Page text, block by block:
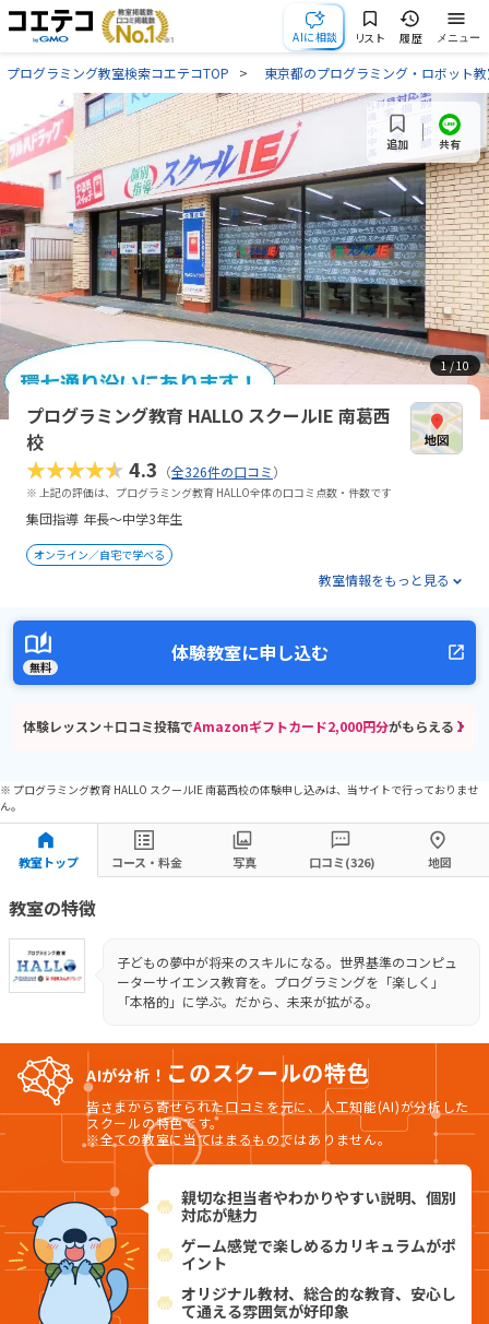
AIに相談 リスト 履歴 メニュー
プログラミング教室検索コエテコTOP 東京都のプログラミング・ロボット
1/ 10
追加 共有
プログラミング教育 HALLO スクールIE 南葛西
校
★★★★★4.3 （全326件の口コミ）
※ 上記の評価は、プログラミング教育 HALLO全体の口コミ点数・件数です
集団指導 年長～中学3年生
オンライン／自宅で学べる
教室情報をもっと見る
無料
体験教室に申し込む
体験レッスン＋口コミ投稿でAmazonギフトカード2,000円分がもらえる！
※ プログラミング教育 HALLO スクールIE 南葛西校の体験申し込みは、当サイトで行っておりませ
ん。
教室トップ コース・料金 写真 口コミ(326) 地図
教室の特徴
子どもの夢中が将来のスキルになる。世界基準のコンピュ
ーターサイエンス教育を。プログラミングを「楽しく」
「本格的」に学ぶ。だから、未来が拡がる。
AIが分析！ このスクールの特色
皆さまから寄せられた口コミを元に、人工知能(AI)が分析した
スクールの特色です。
※全ての教室に当てはまるものではありません。
親切な担当者やわかりやすい説明、個別
対応が魅力
ゲーム感覚で楽しめるカリキュラムがポ
イント
オリジナル教材、総合的な教育、安心し
て通える雰囲気が好印象